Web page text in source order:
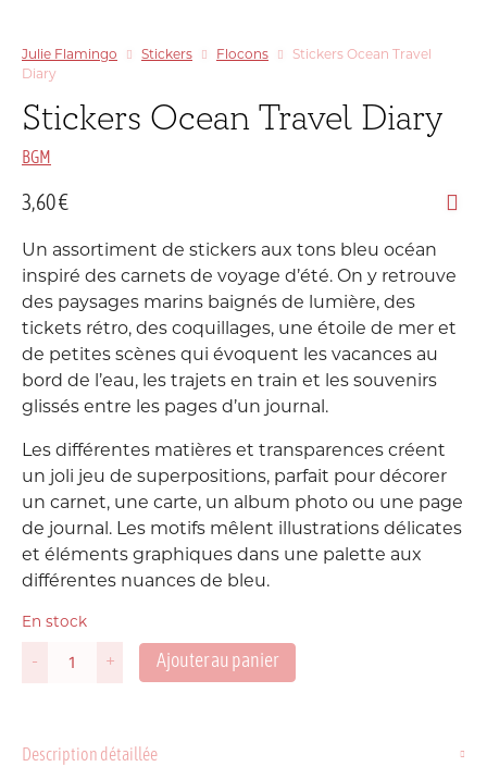
Julie Flamingo Stickers Flocons
Stickers Ocean Travel
Diary
Stickers Ocean Travel Diary
BGM
3,60€
Un assortiment de stickers aux tons bleu océan
inspiré des carnets de voyage d’été. On y retrouve
des paysages marins baignés de lumière, des
tickets rétro, des coquillages, une étoile de mer et
de petites scènes qui évoquent les vacances au
bord de l’eau, les trajets en train et les souvenirs
glissés entre les pages d’un journal.
Les différentes matières et transparences créent
un joli jeu de superpositions, parfait pour décorer
un carnet, une carte, un album photo ou une page
de journal. Les motifs mêlent illustrations délicates
et éléments graphiques dans une palette aux
différentes nuances de bleu.
En stock
-
quantité
Travel
+ Ajouter au panier
Description détaillée